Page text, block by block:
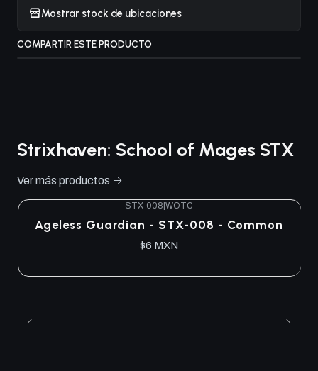
Mostrar stock de ubicaciones
COMPARTIR ESTE PRODUCTO
Strixhaven: School of Mages STX
Ver más productos
STX-008 WOTC
Ageless Guardian - STX-008 - Common
$6 MXN